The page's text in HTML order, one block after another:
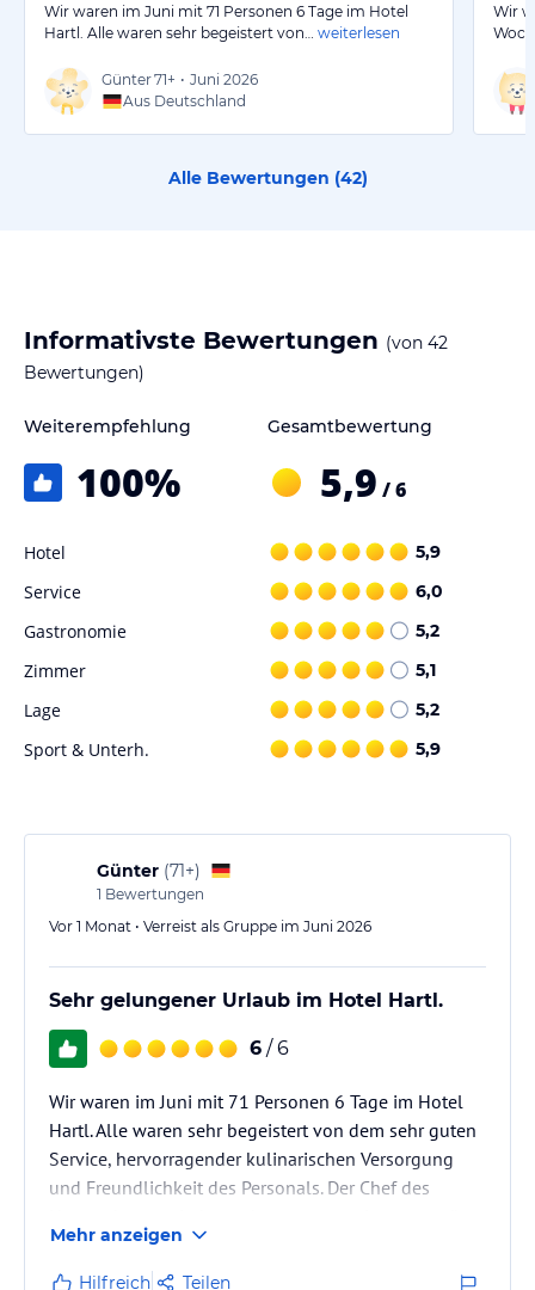
Wir waren im Juni mit 71 Personen 6 Tage im Hotel
Hartl. Alle waren sehr begeistert von…
weiterlesen
Günter71+ • Juni 2026
Aus Deutschland
Wir
Alle Bewertungen (42)
Informativste Bewertungen (von 42
Bewertungen)
Weiterempfehlung
100%
Gesamtbewertung
5,9 / 6
Hotel 5,9
Service 6,0
Gastronomie 5,2
Zimmer 5,1
Lage 5,2
Sport & Unterh. 5,9
Günter (71+)
1 Bewertungen
Vor 1 Monat • Verreist als Gruppe im Juni 2026
Sehr gelungener Urlaub im Hotel Hartl.
6 / 6
Wir waren im Juni mit 71 Personen 6 Tage im Hotel
Hartl. Alle waren sehr begeistert von dem sehr guten
Service, hervorragender kulinarischen Versorgung
und Freundlichkeit des Personals. Der Chef des
und jeden erfüllbaren Wunsch erfüllt. Wir können das
Hotel nur jeder Reisegruppe empfehlen
Mehr anzeigen
Hilfreich Teilen